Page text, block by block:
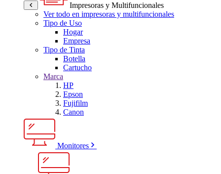
Impresoras y Multifuncionales
Ver todo en impresoras y multifuncionales
Tipo de Uso
Hogar
Empresa
Tipo de Tinta
Botella
Cartucho
Marca
HP
Epson
Fujifilm
Canon
Monitores